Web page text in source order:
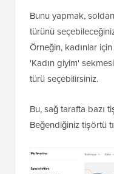
Bunu yapmak,
türünü
Örneğin, kadınlar
'Kadın giyim'
türü seçebilirsiniz.
Bu, sağ tarafta bazı
Beğendiğiniz tişörtü